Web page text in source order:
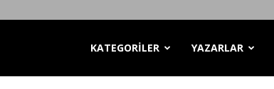
KATEGORİLER YAZARLAR